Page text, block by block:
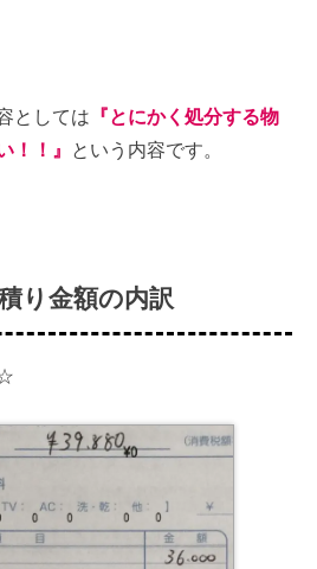
としては 『とにかく処分する物
！！』 という内容です。
り金額の内訳